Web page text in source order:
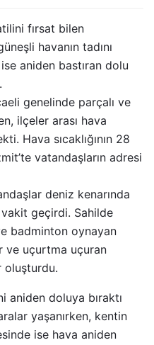
fırsat bilen
havanın tadını
aniden bastıran dolu
genelinde parçalı ve
ilçeler arası hava
Hava sıcaklığının 28
vatandaşların adresi
deniz kenarında
geçirdi. Sahilde
badminton oynayan
ve uçurtma uçuran
oluşturdu.
aniden doluya bıraktı
yaşanırken, kentin
ise hava aniden